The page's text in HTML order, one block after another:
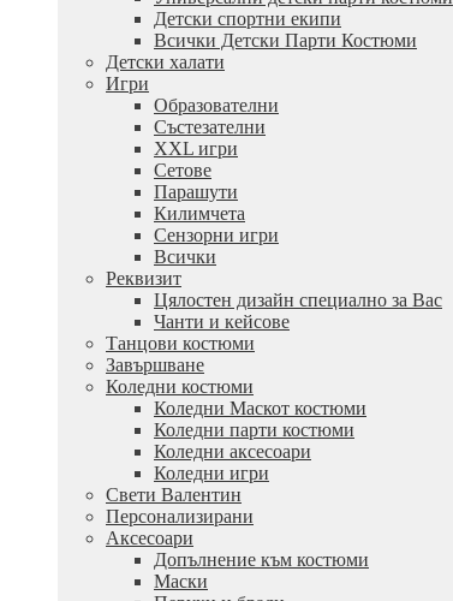
Детски спортни екипи
Всички Детски Парти Костюми
Детски халати
Игри
Образователни
Състезателни
XXL игри
Сетове
Парашути
Килимчета
Сензорни игри
Всички
Реквизит
Цялостен дизайн специално за Вас
Чанти и кейсове
Танцови костюми
Завършване
Коледни костюми
Коледни Маскот костюми
Коледни парти костюми
Коледни аксесоари
Коледни игри
Свети Валентин
Персонализирани
Аксесоари
Допълнение към костюми
Маски